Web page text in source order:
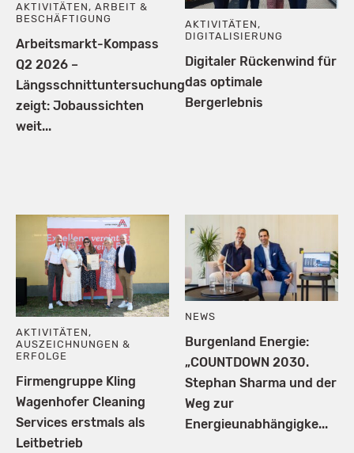
AKTIVITÄTEN,ARBEIT &
BESCHÄFTIGUNG
Arbeitsmarkt-Kompass
Q2 2026 –
Längsschnittuntersuchung
zeigt: Jobaussichten
weit...
AKTIVITÄTEN ,
DIGITALISIERUNG
Digitaler Rückenwind für
das optimale
Bergerlebnis
AKTIVITÄTEN ,
AUSZEICHNUNGEN &
ERFOLGE
Firmengruppe Kling
Wagenhofer Cleaning
Services erstmals als
Leitbetrieb
NEWS
Burgenland Energie:
„COUNTDOWN 2030.
Stephan Sharma und der
Weg zur
Energieunabhängigke...